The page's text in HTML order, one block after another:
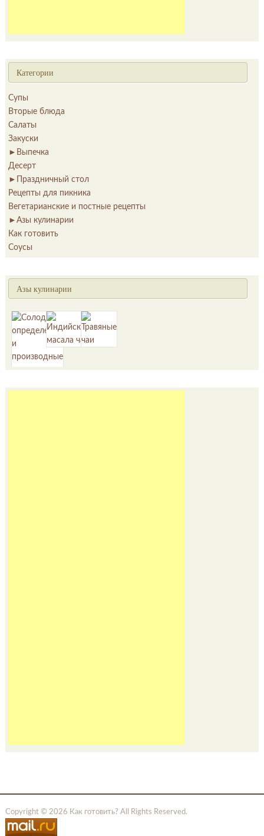
Категории
Супы
Вторые блюда
Салаты
Закуски
► Выпечка
Десерт
►
Праздничный стол
Рецепты для пикника
Вегетарианские и постные рецепты
► Азы кулинарии
Как готовить
Соусы
Азы кулинарии
Copyright © 2026 Как готовить? All Rights Reserved.